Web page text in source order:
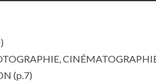
(p.7)